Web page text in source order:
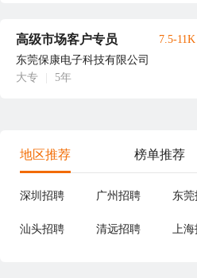
高级市场客户专员
东莞保康电子科技有限公司
大专
5年
7.5-11K
地区推荐 榜单推荐
深圳招聘 广州招聘 东
汕头招聘 清远招聘 上海